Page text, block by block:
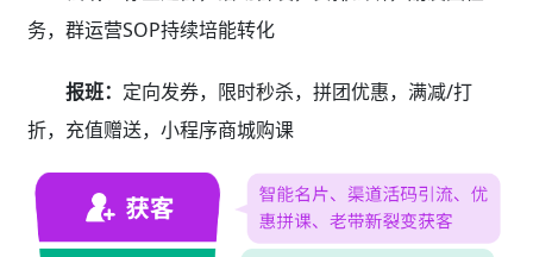
务，群运营SOP持续培能转化
报班： 定向发券，限时秒杀，拼团优惠，满减/打
折，充值赠送，小程序商城购课